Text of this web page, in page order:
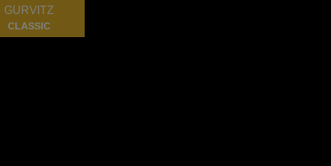
GURVITZ
CLASSIC